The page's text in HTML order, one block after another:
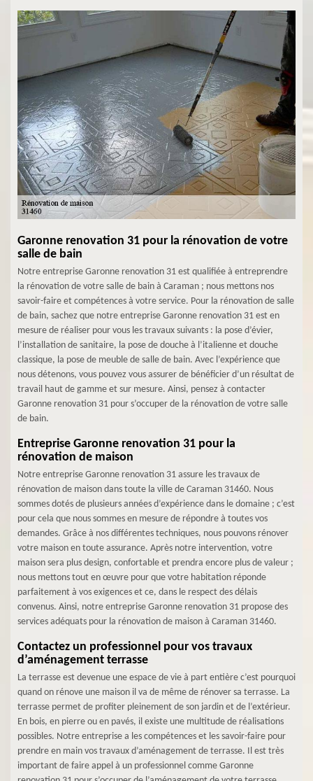
Garonne renovation 31 pour la rénovation de votre
salle de bain
Notre entreprise Garonne renovation 31 est qualifiée à entreprendre
la rénovation de votre salle de bain à Caraman ; nous mettons nos
savoir-faire et compétences à votre service. Pour la rénovation de salle
de bain, sachez que notre entreprise Garonne renovation 31 est en
mesure de réaliser pour vous les travaux suivants : la pose d’évier,
l’installation de sanitaire, la pose de douche à l’italienne et douche
classique, la pose de meuble de salle de bain. Avec l’expérience que
nous détenons, vous pouvez vous assurer de bénéficier d’un résultat de
travail haut de gamme et sur mesure. Ainsi, pensez à contacter
Garonne renovation 31 pour s’occuper de la rénovation de votre salle
de bain.
Entreprise Garonne renovation 31 pour la
rénovation de maison
Notre entreprise Garonne renovation 31 assure les travaux de
rénovation de maison dans toute la ville de Caraman 31460. Nous
sommes dotés de plusieurs années d’expérience dans le domaine ; c’est
pour cela que nous sommes en mesure de répondre à toutes vos
demandes. Grâce à nos différentes techniques, nous pouvons rénover
votre maison en toute assurance. Après notre intervention, votre
maison sera plus design, confortable et prendra encore plus de valeur ;
nous mettons tout en œuvre pour que votre habitation réponde
parfaitement à vos exigences et ce, dans le respect des délais
convenus. Ainsi, notre entreprise Garonne renovation 31 propose des
services adéquats pour la rénovation de maison à Caraman 31460.
Contactez un professionnel pour vos travaux
d’aménagement terrasse
La terrasse est devenue une espace de vie à part entière c’est pourquoi
quand on rénove une maison il va de même de rénover sa terrasse. La
terrasse permet de profiter pleinement de son jardin et de l’extérieur.
En bois, en pierre ou en pavés, il existe une multitude de réalisations
possibles. Notre entreprise a les compétences et les savoir-faire pour
prendre en main vos travaux d’aménagement de terrasse. Il est très
important de faire appel à un professionnel comme Garonne